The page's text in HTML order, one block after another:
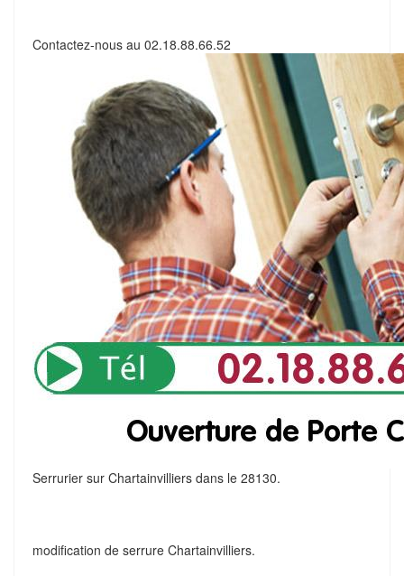
Contactez-nous au 02.18.88.66.52
Serrurier sur Chartainvilliers dans le 28130.
modification de serrure Chartainvilliers.